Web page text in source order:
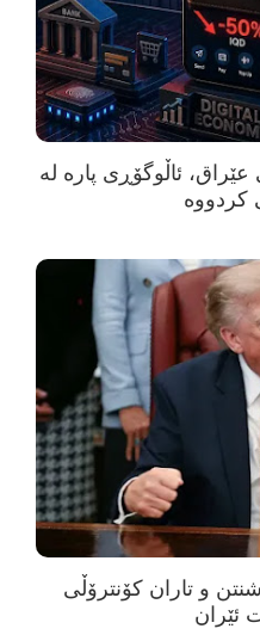
ئاڵوگۆڕی پارە لە
و تاران کۆنترۆڵی
ئێران